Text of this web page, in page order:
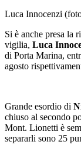
Luca Innocenzi
Si è anche presa la
vigilia, Luca
di Porta Marina,
agosto
Grande esordio di
chiuso al secondo
Mont. Lionetti è
separarli sono 25